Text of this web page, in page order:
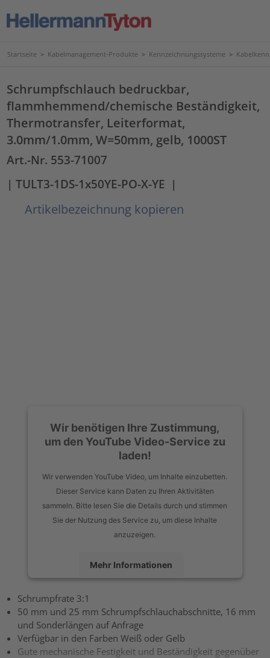
Startseite > Kabelmanagement-Produkte > Kennzeichnungssysteme >
Schrumpfschlauch bedruckbar,
flammhemmend/chemische Beständigkeit,
Thermotransfer, Leiterformat,
3.0mm/1.0mm, W=50mm, gelb, 1000ST
Art.-Nr. 553-71007
| TULT3-1DS-1x50YE-PO-X-YE |
Artikelbezeichnung kopieren
Wir benötigen Ihre Zustimmung,
um den YouTube Video-Service zu
laden!
Wir verwenden YouTube Video, um Inhalte einzubetten.
Dieser Service kann Daten zu Ihren Aktivitäten
sammeln. Bitte lesen Sie die Details durch und stimmen
Sie der Nutzung des Service zu, um diese Inhalte
anzuzeigen.
Mehr Informationen
powered by Usercentrics Consent Management Platform
Schrumpfrate 3:1
50 mm und 25 mm Schrumpfschlauchabschnitte, 16 mm
und Sonderlängen auf Anfrage
Verfügbar in den Farben Weiß oder Gelb
Gute mechanische Festigkeit und Beständigkeit gegenüber